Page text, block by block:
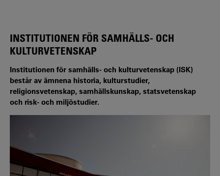
INSTITUTIONEN FÖR SAMHÄLLS- OCH
KULTURVETENSKAP
Institutionen för samhälls- och kulturvetenskap (ISK)
består av ämnena historia, kulturstudier,
religionsvetenskap, samhällskunskap, statsvetenskap
och risk- och miljöstudier.